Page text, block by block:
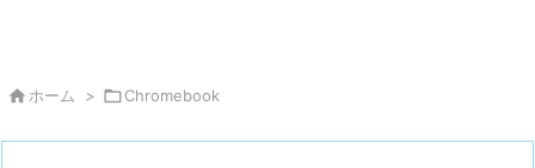
 ホーム > Chromebook